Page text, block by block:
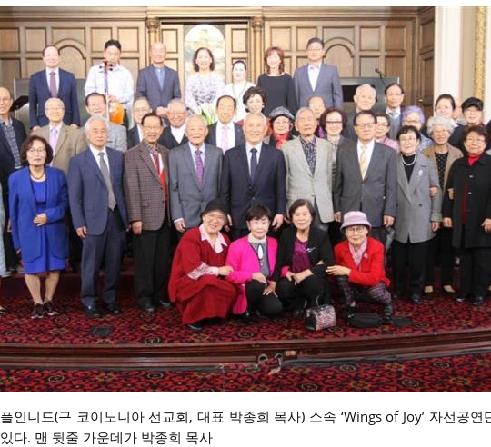
인니드(구 코이노니아 선교회, 대표 박종희 목사) 소속 ‘Wings of Joy’ 자선공연
다. 맨 뒷줄 가운데가 박종희 목사